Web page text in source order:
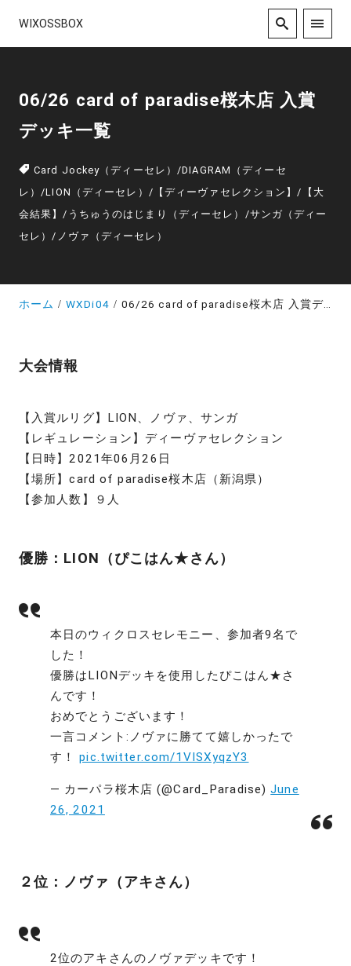
WIXOSSBOX
06/26 card of paradise桜木店 入賞
デッキ一覧
Card Jockey（ディーセレ）/DIAGRAM（ディーセ
レ）/LION（ディーセレ） / 【ディーヴァセレクション】/
【大
会結果】/ うちゅうのはじまり（ディーセレ） /サンガ（ディー
セレ）/ ノヴァ（ディーセレ）
ホーム WXDi04 06/26 card of paradise桜木店 入賞デッキ一覧
大会情報
【入賞ルリグ】LION、ノヴァ、サンガ
【レギュレーション】ディーヴァセレクション
【日時】2021年06月26日
【場所】card of paradise桜木店（新潟県）
【参加人数】９人
優勝：LION（ぴこはん★さん）
本日のウィクロスセレモニー、参加者9名で
した！
優勝はLIONデッキを使用したぴこはん★さ
んです！
おめでとうございます！
一言コメント:ノヴァに勝てて嬉しかったで
す！pic.twitter.com/1VlSXyqzY3
— カーパラ桜木店 (@Card_Paradise)June
26, 2021
２位：ノヴァ（アキさん）
2位のアキさんのノヴァデッキです！